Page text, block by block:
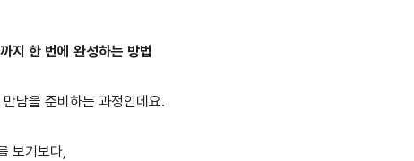
지 한 번에 완성하는 방법
남을 준비하는 과정인데요.
보기보다,